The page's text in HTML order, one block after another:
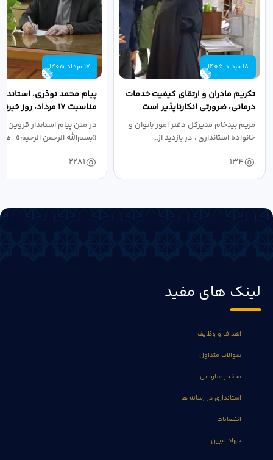
18 مرداد 1405
تکریم مادران و ارتقای کیفیت خدمات
درمانی، ضرورتی انکارناپذیر است
مریم بیدخام مدیرکل دفتر امور بانوان و
خانواده استانداری ، در بازدید از...
134
17 مرداد 1405
پیام محمد نوذری،
مناسبت ۱۷ مرداد، روز خبرنگار
در متن پیام استاندار قزوین
«بسم‌الله الرحمن الرحیم»
2281
لینک های مفید
اهداف و وظایف
سوالات متداول
ساختار سازمانی
استانداری در رسانه ها
انتصابات
جهاد تبیین